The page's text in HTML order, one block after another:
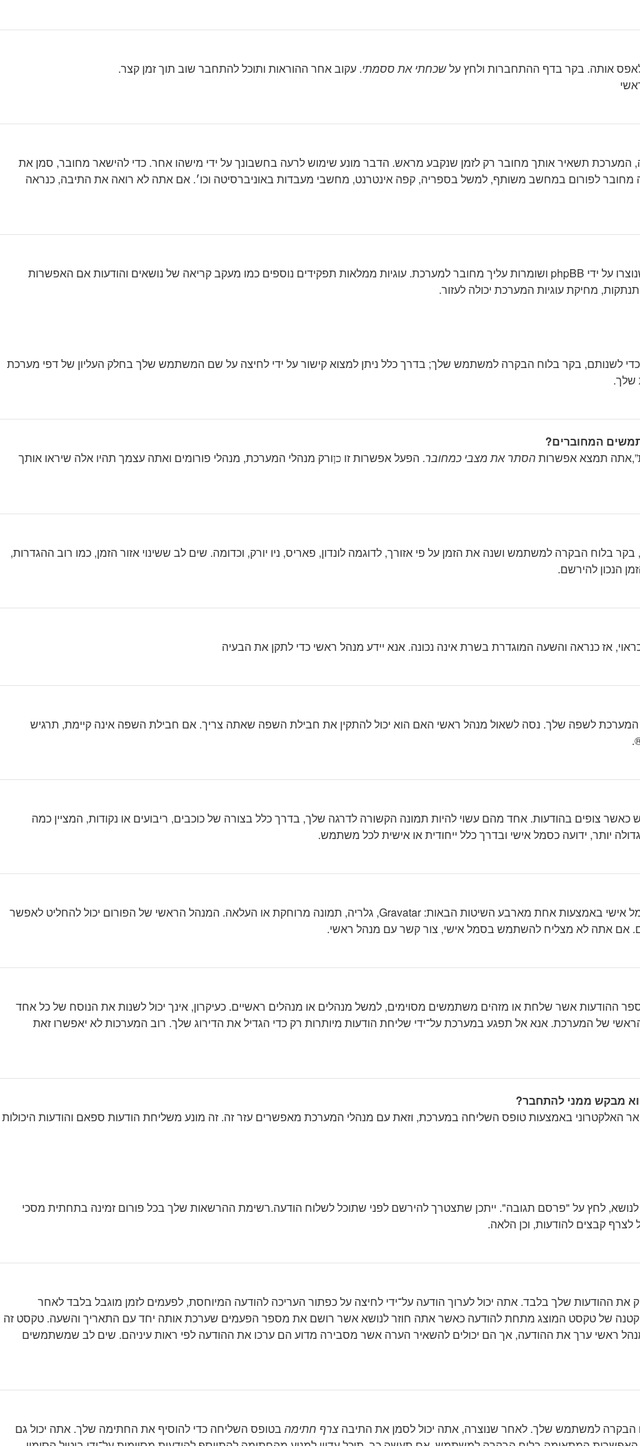
אותה. בקר בדף ההתחברות ולחץ עלשכחתי את ססמתי. עקוב אחר ההוראות ותוכל להתחבר שוב תוך זמן קצר.
המערכת תשאיר אותך מחובר רק לזמן שנקבע מראש. הדבר מונע שימוש לרעה בחשבונך על ידי מישהו אחר. כדי להישאר מחובר, סמן את
לפורום במחשב משותף, למשל בספריה, קפה אינטרנט, מחשבי מעבדות באוניברסיטה וכו׳. אם אתה לא רואה את התיבה, כנראה
"מחק את כל עוגיות המערכת" מוחק את כל העוגיות (cookies) שנוצרו על ידי phpBB ושומרות עליך מחובר למערכת. עוגיות ממלאות תפקידים נוספים כמו מעקב קריאה של נושאים והודעות אם האפשרות
מחיקת עוגיות המערכת יכולה לעזור.
לשנותם, בקר בלוח הבקרה למשתמש שלך; בדרך כלל ניתן למצוא קישור על ידי לחיצה על שם המשתמש שלך בחלק העליון של דפי מערכת
שלך.
המחוברים?
תמצא אפשרותהסתר את מצבי כמחובר. הפעל אפשרות זו כןורק מנהלי המערכת, מנהלי פורומים ואתה עצמך תהיו אלה שיראו אותך
בלוח הבקרה למשתמש ושנה את הזמן על פי אזורך, לדוגמה לונדון, פאריס, ניו יורק, וכדומה. שים לב ששינוי אזור הזמן, כמו רוב ההגדרות,
הנכון להירשם.
אז כנראה והשעה המוגדרת בשרת אינה נכונה. אנא יידע מנהל ראשי כדי לתקן את הבעיה
לשפה שלך. נסה לשאול מנהל ראשי האם הוא יכול להתקין את חבילת השפה שאתה צריך. אם חבילת השפה אינה קיימת, תרגיש
צופים בהודעות. אחד מהם עשוי להיות תמונה הקשורה לדרגה שלך, בדרך כלל בצורה של כוכבים, ריבועים או נקודות, המציין כמה
יותר, ידועה כסמל אישי ובדרך כלל ייחודית או אישית לכל משתמש.
בתוך לוח הבקרה למשתמש תחת "פרופיל" אתה יכול להוסיף סמל אישי באמצעות אחת מארבע השיטות הבאות: Gravatar, גלריה, תמונה מרוחקת או העלאה. המנהל הראשי של הפורום יכול להחליט לאפשר
אם אתה לא מצליח להשתמש בסמל אישי, צור קשר עם מנהל ראשי.
ההודעות אשר שלחת או מזהים משתמשים מסוימים, למשל מנהלים או מנהלים ראשיים. כעיקרון, אינך יכול לשנות את הנוסח של כל אחד
של המערכת. אנא אל תפגע במערכת על־ידי שליחת הודעות מיותרות רק כדי הגדיל את הדירוג שלך. רוב המערכות לא יאפשרו זאת
מבקש ממני להתחבר?
האלקטרוני באמצעות טופס השליחה במערכת, וזאת עם מנהלי המערכת מאפשרים עזר זה. זה מונע משליחת הודעות ספאם והודעות היכולות
לחץ על "פרסם תגובה". ייתכן שתצטרך להירשם לפני שתוכל לשלוח הודעה.רשימת ההרשאות שלך בכל פורום זמינה בתחתית מסכי
לצרף קבצים להודעות, וכן הלאה.
ההודעות שלך בלבד. אתה יכול לערוך הודעה על־ידי לחיצה על כפתור העריכה להודעה המיוחסת, לפעמים לזמן מוגבל בלבד לאחר
של טקסט המוצג מתחת להודעה כאשר אתה חוזר לנושא אשר רושם את מספר הפעמים שערכת אותה יחד עם התאריך והשעה. טקסט זה
ראשי ערך את ההודעה, אך הם יכולים להשאיר הערה אשר מסבירה מדוע הם ערכו את ההודעה לפי ראות עיניהם. שים לב שמשתמשים
הבקרה למשתמש שלך. לאחר שנוצרה, אתה יכול לסמן את התיבה צרף חתימה בטופס השליחה כדי להוסיף את החתימה שלך. אתה יכול גם